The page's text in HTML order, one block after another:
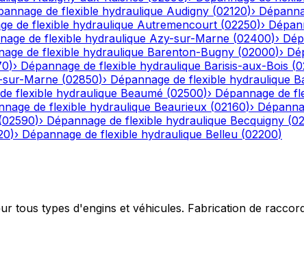
de flexible hydraulique Audigny (02120)›
de flexible hydraulique Autremencourt (02250)›
de flexible hydraulique Azy-sur-Marne (02400)›
de flexible hydraulique Barenton-Bugny (02000)›
)› Dépannage de flexible hydraulique Barisis-aux-Bois (
sur-Marne (02850)› Dépannage de flexible hydraulique
flexible hydraulique Beaumé (02500)› Dépannage de
de flexible hydraulique Beaurieux (02160)›
02590)› Dépannage de flexible hydraulique Becquigny (
)› Dépannage de flexible hydraulique Belleu (02200)
tous types d'engins et véhicules. Fabrication de